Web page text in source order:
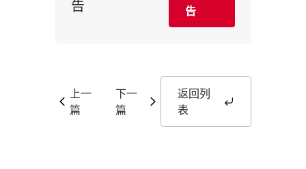
告
告
上一
篇
下一
篇
返回列
表